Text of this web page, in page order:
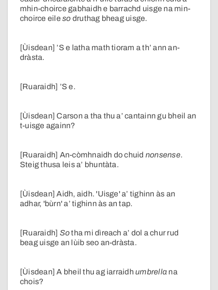
mhin-choirce gabhaidh e barrachd uisge na min-
choirce eileso druthag bheag uisge.
[Ùisdean] ’S e latha math tioram a th’ ann an-
dràsta.
[Ruaraidh] ’S e.
[Ùisdean] Carson a tha thu a’ cantainn gu bheil an
t-uisge againn?
[Ruaraidh] An-còmhnaidh do chuid nonsense.
Steig thusa leis a’ bhuntàta.
[Ùisdean] Aidh, aidh. 'Uisge' a’ tighinn às an
adhar, 'bùrn' a’ tighinn às an tap.
[Ruaraidh] Sotha mi dìreach a’ dol a chur rud
beag uisge an lùib seo an-dràsta.
[Ùisdean] A bheil thu ag iarraidhumbrella na
chois?